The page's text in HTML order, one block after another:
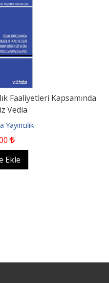
Faaliyetleri Kapsamında
Vedia
Ekle